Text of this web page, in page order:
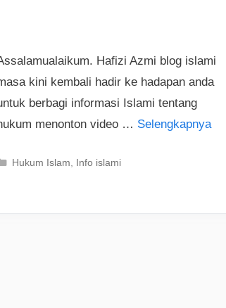
Hafizi Azmi blog islami
kini kembali hadir ke hadapan anda
berbagi informasi Islami tentang
menonton video … Selengkapnya
Categories
Hukum Islam
Info islami